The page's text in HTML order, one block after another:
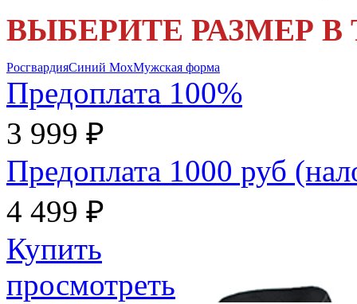
ВЫБЕРИТЕ РАЗМЕР В
РосгвардияСиний МохМужская форма
Предоплата 100%
3 999 ₽
Предоплата 1000 руб
4 499 ₽
Купить
просмотреть